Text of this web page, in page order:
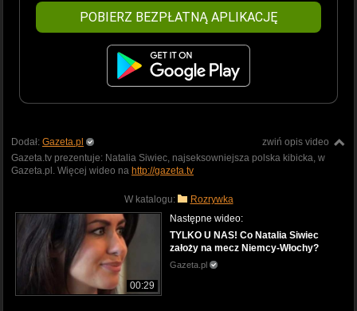
POBIERZ BEZPŁATNĄ APLIKACJĘ
zwiń opis video
Dodał: Gazeta.pl
Gazeta.tv prezentuje: Natalia Siwiec, najseksowniejsza polska kibicka, w
Gazeta.pl. Więcej wideo na http://gazeta.tv
W katalogu: Rozrywka
00:29
Następne wideo:
TYLKO U NAS! Co Natalia Siwiec
założy na mecz Niemcy-Włochy?
Gazeta.pl